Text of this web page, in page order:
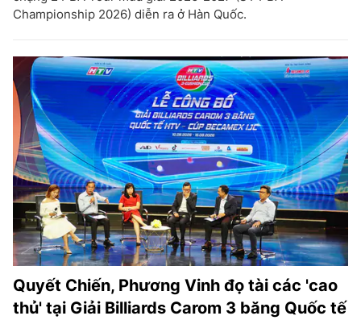
Championship 2026) diễn ra ở Hàn Quốc.
Quyết Chiến, Phương Vinh đọ tài các 'cao
thủ' tại Giải Billiards Carom 3 băng Quốc tế